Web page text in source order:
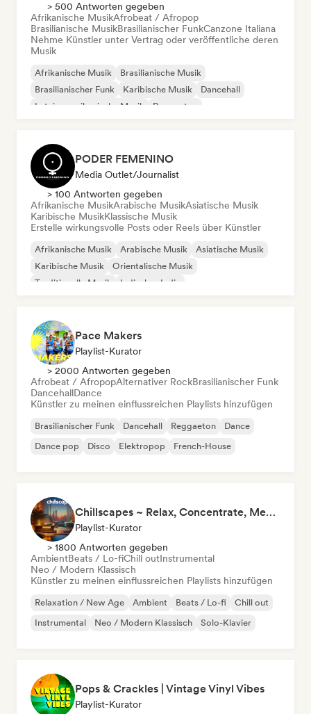
> 500 Antworten gegeben
Afrikanische MusikAfrobeat / Afropop
Brasilianische MusikBrasilianischer FunkCanzone Italiana
Nehme Künstler unter Vertrag oder veröffentliche deren
Musik
Afrikanische Musik
Brasilianische Musik
Brasilianischer Funk
Karibische Musik
Dancehall
Lateinamerikanische Musik
Reggaeton
PODER FEMENINO
Media Outlet/Journalist
> 100 Antworten gegeben
Afrikanische MusikArabische MusikAsiatische Musik
Karibische MusikKlassische Musik
Erstelle wirkungsvolle Posts oder Reels über Künstler
Afrikanische Musik Arabische Musik
Asiatische Musik
Karibische Musik
Orientalische Musik
Traditionelle Musik
Indisches Indie
Pace Makers
Playlist-Kurator
> 2000 Antworten gegeben
Afrobeat / AfropopAlternativer RockBrasilianischer Funk
DancehallDance
Künstler zu meinen einflussreichen Playlists hinzufügen
Brasilianischer Funk Dancehall Reggaeton
Dance
Dance pop
Disco Elektropop French-House
Chillscapes ~ Relax, Concentrate, Meditate, Sleep, Dream
Playlist-Kurator
> 1800 Antworten gegeben
AmbientBeats / Lo-fiChill outInstrumental
Neo / Modern Klassisch
Künstler zu meinen einflussreichen Playlists hinzufügen
Relaxation / New Age Ambient Beats / Lo-fi
Chill out
Instrumental
Neo / Modern Klassisch Solo-Klavier
Pops & Crackles | Vintage Vinyl Vibes
Playlist-Kurator